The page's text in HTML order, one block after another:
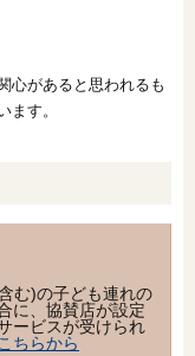
心があると思われるも
ます。
む)の子ども連れの
に、協賛店が設定
ービスが受けられ
ちらから